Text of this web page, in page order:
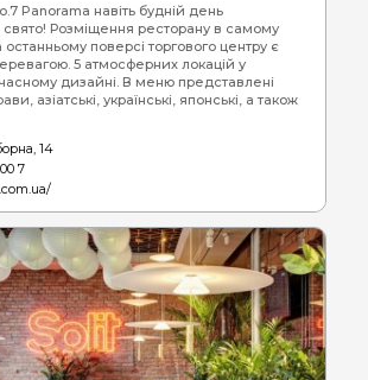
Panorama навіть будній день
свято! Розміщення ресторану в самому
останньому поверсі торгового центру є
5 атмосферних локацій у
дизайні. В меню представлені
азіатські, українські, японські, а також
14
7